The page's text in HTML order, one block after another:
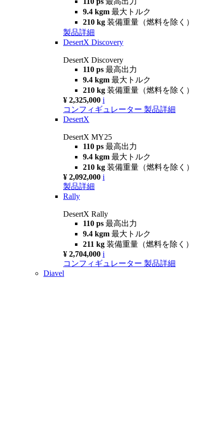
9.4 kgm 最大トルク
210 kg 装備重量（燃料を除く）
製品詳細
DesertX Discovery
DesertX Discovery
110 ps 最高出力
9.4 kgm 最大トルク
210 kg 装備重量（燃料を除く）
¥ 2,325,000 i
コンフィギュレーター 製品詳細
DesertX
DesertX MY25
110 ps 最高出力
9.4 kgm 最大トルク
210 kg 装備重量（燃料を除く）
¥ 2,092,000 i
製品詳細
Rally
DesertX Rally
110 ps 最高出力
9.4 kgm 最大トルク
211 kg 装備重量（燃料を除く）
¥ 2,704,000 i
コンフィギュレーター 製品詳細
Diavel